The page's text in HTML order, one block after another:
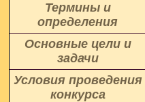
Термины и
определения
Основные цели и
задачи
Условия проведения
конкурса